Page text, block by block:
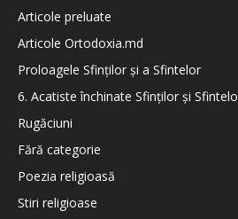
Articole preluate
Articole Ortodoxia.md
Proloagele Sfinților și a Sfintelor
6. Acatiste închinate Sfinților și
Rugăciuni
Fără categorie
Poezia religioasă
Stiri religioase